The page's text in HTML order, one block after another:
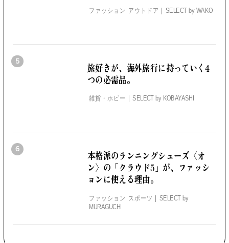
ファッション アウトドア SELECT by WAKO
5
旅好きが、海外旅行に持っていく4
つの必需品。
雑貨・ホビー SELECT by KOBAYASHI
6 本格派のランニングシューズ 〈オ
ン〉の「クラウド5」が、 ファッシ
ョンに使える理由。
ファッション スポーツ
SELECT by
MURAGUCHI